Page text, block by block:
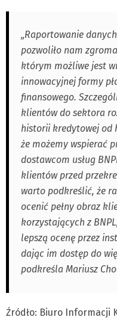
„Raportowanie
pozwoliło nam
którym możliwe jest
innowacyjnej formy
finansowego.
klientów do sektora
historii kredytowej od
że możemy wspierać
dostawcom usług
klientów przed
warto podkreślić, że
ocenić pełny obraz
korzystających z
lepszą ocenę przez
dając im dostęp do
podkreśla Mariusz
Źródło: Biuro Informacji